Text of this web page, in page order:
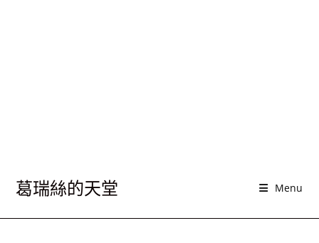
葛瑞絲的天堂 Menu